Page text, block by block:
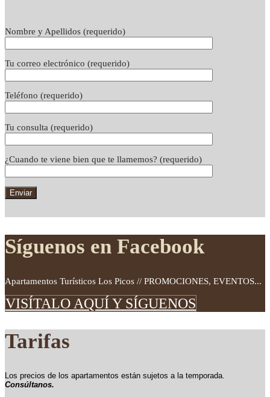
Nombre y Apellidos (requerido)
Tu correo electrónico (requerido)
Teléfono (requerido)
Tu consulta (requerido)
¿Cuando te viene bien que te llamemos? (requerido)
Síguenos en Facebook
Apartamentos Turísticos Los Picos // PROMOCIONES, EVENTOS...
VISÍTALO AQUÍ Y SÍGUENOS
Tarifas
Los precios de los apartamentos están sujetos a la temporada.
Consúltanos.